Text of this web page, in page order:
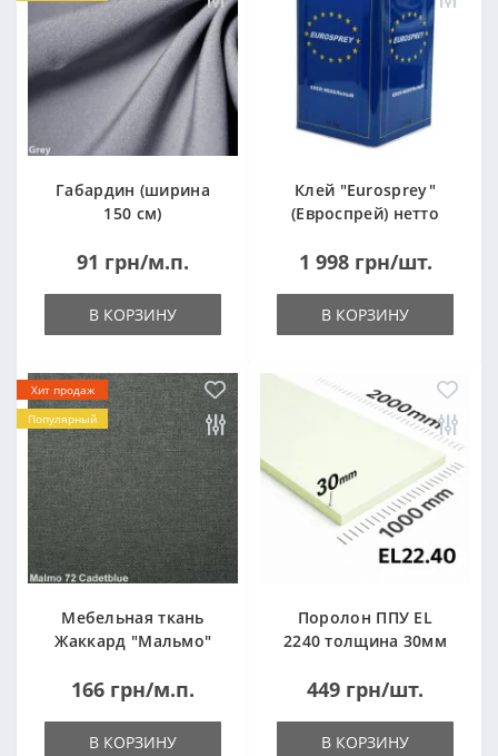
Габардин (ширина
150 см)
91 грн/м.п.
В КОРЗИНУ
Клей "Eurosprey"
(Евроспрей) нетто
1 998 грн/шт.
В КОРЗИНУ
Хит продаж
Популярный
Мебельная ткань
Жаккард "Мальмо"
166 грн/м.п.
В КОРЗИНУ
Поролон ППУ EL
2240 толщина 30мм
(1000x2000мм)
449 грн/шт.
В КОРЗИНУ